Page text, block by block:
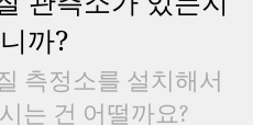
까?
측정소를 설치해서
는 건 어떨까요?